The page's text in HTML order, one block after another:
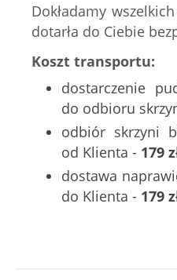
Dokładamy
dotarła do Ciebie
Koszt transportu:
dostarczenie
do odbioru
odbiór skrzyni
od Klienta - 179
dostawa
do Klienta - 179